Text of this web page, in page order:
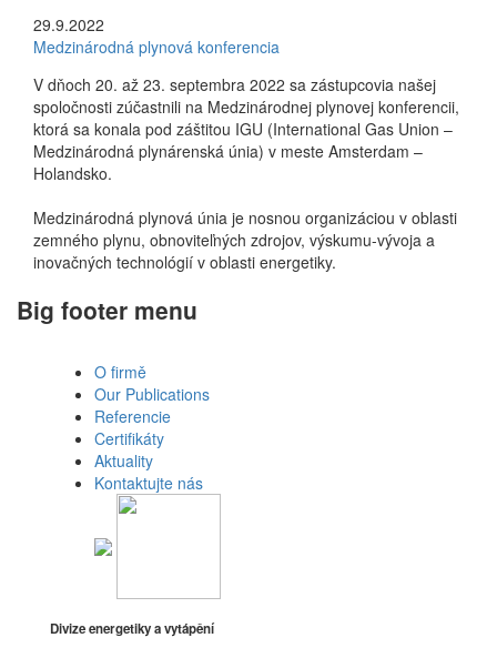
29.9.2022
Medzinárodná plynová konferencia
V dňoch 20. až 23. septembra 2022 sa zástupcovia našej
spoločnosti zúčastnili na Medzinárodnej plynovej konferencii,
ktorá sa konala pod záštitou IGU (International Gas Union –
Medzinárodná plynárenská únia) v meste Amsterdam –
Holandsko.
Medzinárodná plynová únia je nosnou organizáciou v oblasti
zemného plynu, obnoviteľných zdrojov, výskumu-vývoja a
inovačných technológií v oblasti energetiky.
Big footer menu
O firmě
Our Publications
Referencie
Certifikáty
Aktuality
Kontaktujte nás
Divize energetiky a vytápění